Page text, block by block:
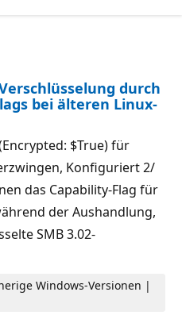
durch
bei älteren Linux-
$True) für
Konfiguriert 2/
das Capability-Flag für
der Aushandlung,
SMB 3.02-
Windows-Versionen |